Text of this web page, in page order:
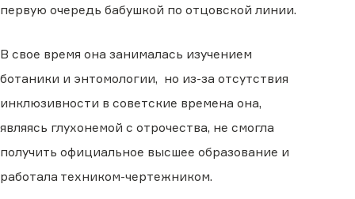
первую очередь бабушкой по отцовской линии.
В свое время она занималась изучением
ботаники и энтомологии, но из-за отсутствия
инклюзивности в советские времена она,
являясь глухонемой с отрочества, не смогла
получить официальное высшее образование и
работала техником-чертежником.